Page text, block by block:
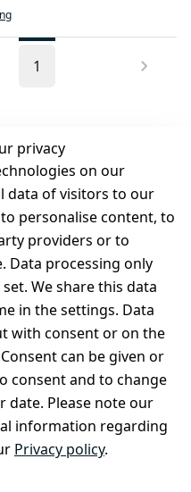
1
privacy
on our
data of visitors to our
personalise content, to
providers or to
Data processing only
We share this data
in the settings. Data
with consent or on the
can be given or
consent and to change
date. Please note our
information regarding
Privacy policy.